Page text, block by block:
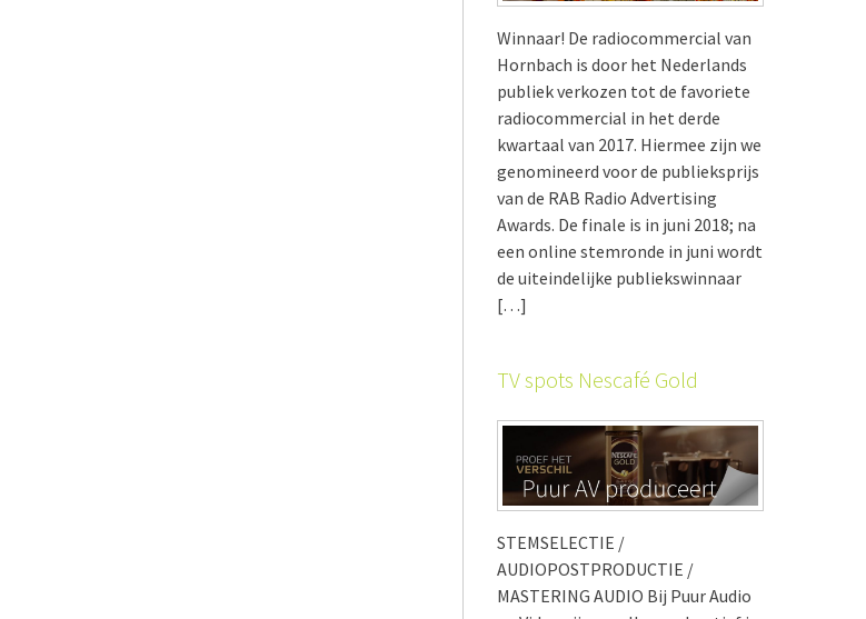
Winnaar! De radiocommercial van
Hornbach is door het Nederlands
publiek verkozen tot de favoriete
radiocommercial in het derde
kwartaal van 2017. Hiermee zijn we
genomineerd voor de publieksprijs
van de RAB Radio Advertising
Awards. De finale is in juni 2018; na
een online stemronde in juni wordt
de uiteindelijke publiekswinnaar
[…]
TV spots Nescafé Gold
STEMSELECTIE /
AUDIOPOSTPRODUCTIE /
MASTERING AUDIO Bij Puur Audio